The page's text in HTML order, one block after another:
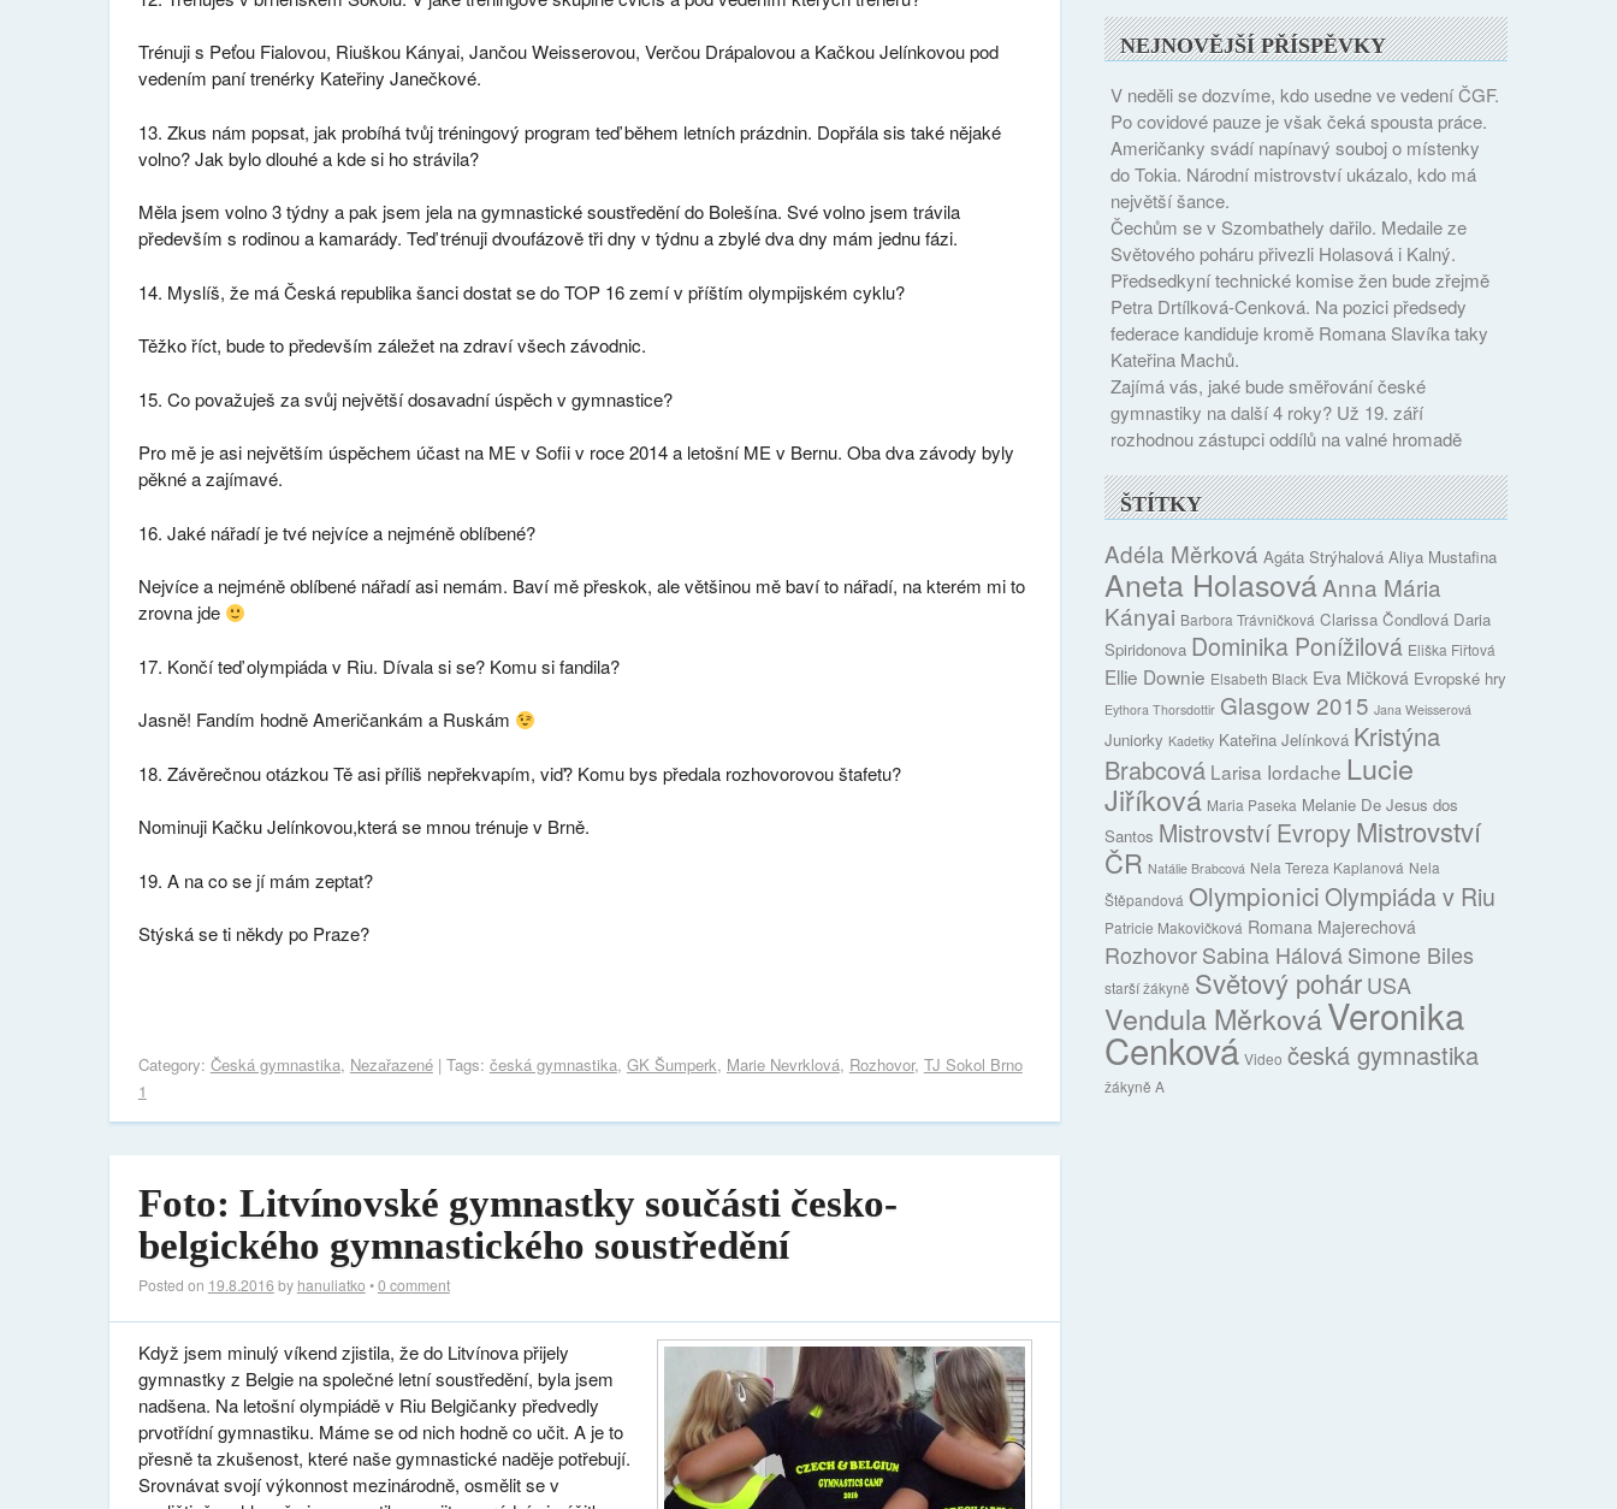
Trénuji s Peťou Fialovou, Riuškou Kányai, Jančou Weisserovou, Verčou Drápalovou a Kačkou Jelínkovou pod
vedením paní trenérky Kateřiny Janečkové.
13. Zkus nám popsat, jak probíhá tvůj tréningový program teď během letních prázdnin. Dopřála sis také nějaké
volno? Jak bylo dlouhé a kde si ho strávila?
Měla jsem volno 3 týdny a pak jsem jela na gymnastické soustředění do Bolešína. Své volno jsem trávila
především s rodinou a kamarády. Teď trénuji dvoufázově tři dny v týdnu a zbylé dva dny mám jednu fázi.
14. Myslíš, že má Česká republika šanci dostat se do TOP 16 zemí v příštím olympijském cyklu?
Těžko říct, bude to především záležet na zdraví všech závodnic.
15. Co považuješ za svůj největší dosavadní úspěch v gymnastice?
Pro mě je asi největším úspěchem účast na ME v Sofii v roce 2014 a letošní ME v Bernu. Oba dva závody byly
pěkné a zajímavé.
16. Jaké nářadí je tvé nejvíce a nejméně oblíbené?
Nejvíce a nejméně oblíbené nářadí asi nemám. Baví mě přeskok, ale většinou mě baví to nářadí, na kterém mi to
zrovna jde
17. Končí teď olympiáda v Riu. Dívala si se? Komu si fandila?
Jasně! Fandím hodně Američankám a Ruskám
18. Závěrečnou otázkou Tě asi příliš nepřekvapím, viď? Komu bys předala rozhovorovou štafetu?
Nominuji Kačku Jelínkovou,která se mnou trénuje v Brně.
19. A na co se jí mám zeptat?
Stýská se ti někdy po Praze?
Category: Česká gymnastika, Nezařazené| Tags: česká gymnastika, GK Šumperk, Marie Nevrklová, Rozhovor, TJ Sokol Brno
1
Foto: Litvínovské gymnastky součásti česko-
belgického gymnastického soustředění
Posted on 19.8.2016 by hanuliatko •0 comment
Když jsem minulý víkend zjistila, že do Litvínova přijely
gymnastky z Belgie na společné letní soustředění, byla jsem
nadšena. Na letošní olympiádě v Riu Belgičanky předvedly
prvotřídní gymnastiku. Máme se od nich hodně co učit. A je to
přesně ta zkušenost, které naše gymnastické naděje potřebují.
Srovnávat svojí výkonnost mezinárodně, osmělit se v
NEJNOVĚJŠÍ PŘÍSPĚVKY
V neděli se dozvíme, kdo usedne ve vedení ČGF.
Po covidové pauze je však čeká spousta práce.
Američanky svádí napínavý souboj o místenky
do Tokia. Národní mistrovství ukázalo, kdo má
největší šance.
Čechům se v Szombathely dařilo. Medaile ze
Světového poháru přivezli Holasová i Kalný.
Předsedkyní technické komise žen bude zřejmě
Petra Drtílková-Cenková. Na pozici předsedy
federace kandiduje kromě Romana Slavíka taky
Kateřina Machů.
Zajímá vás, jaké bude směřování české
gymnastiky na další 4 roky? Už 19. září
rozhodnou zástupci oddílů na valné hromadě
ŠTÍTKY
Adéla Měrková Agáta Strýhalová Aliya Mustafina
Aneta HolasováAnna Mária
Kányai Barbora Trávničková Clarissa Čondlová Daria
Spiridonova Dominika Ponížilová Eliška Fiřtová
Ellie Downie Elsabeth Black Eva Mičková Evropské hry
Eythora Thorsdottir Glasgow 2015 Jana Weisserová
Juniorky Kadetky Kateřina Jelínková Kristýna
Brabcová Larisa Iordache Lucie
Jiříková Maria Paseka Melanie De Jesus dos
Santos Mistrovství Evropy Mistrovství
ČR Natálie Brabcová Nela Tereza Kaplanová Nela
Štěpandová OlympioniciOlympiáda v Riu
Patricie Makovičková Romana Majerechová
RozhovorSabina HálováSimone Biles
starší žákyně Světový pohárUSA
Vendula MěrkováVeronika
Cenková Video česká gymnastika
žákyně A